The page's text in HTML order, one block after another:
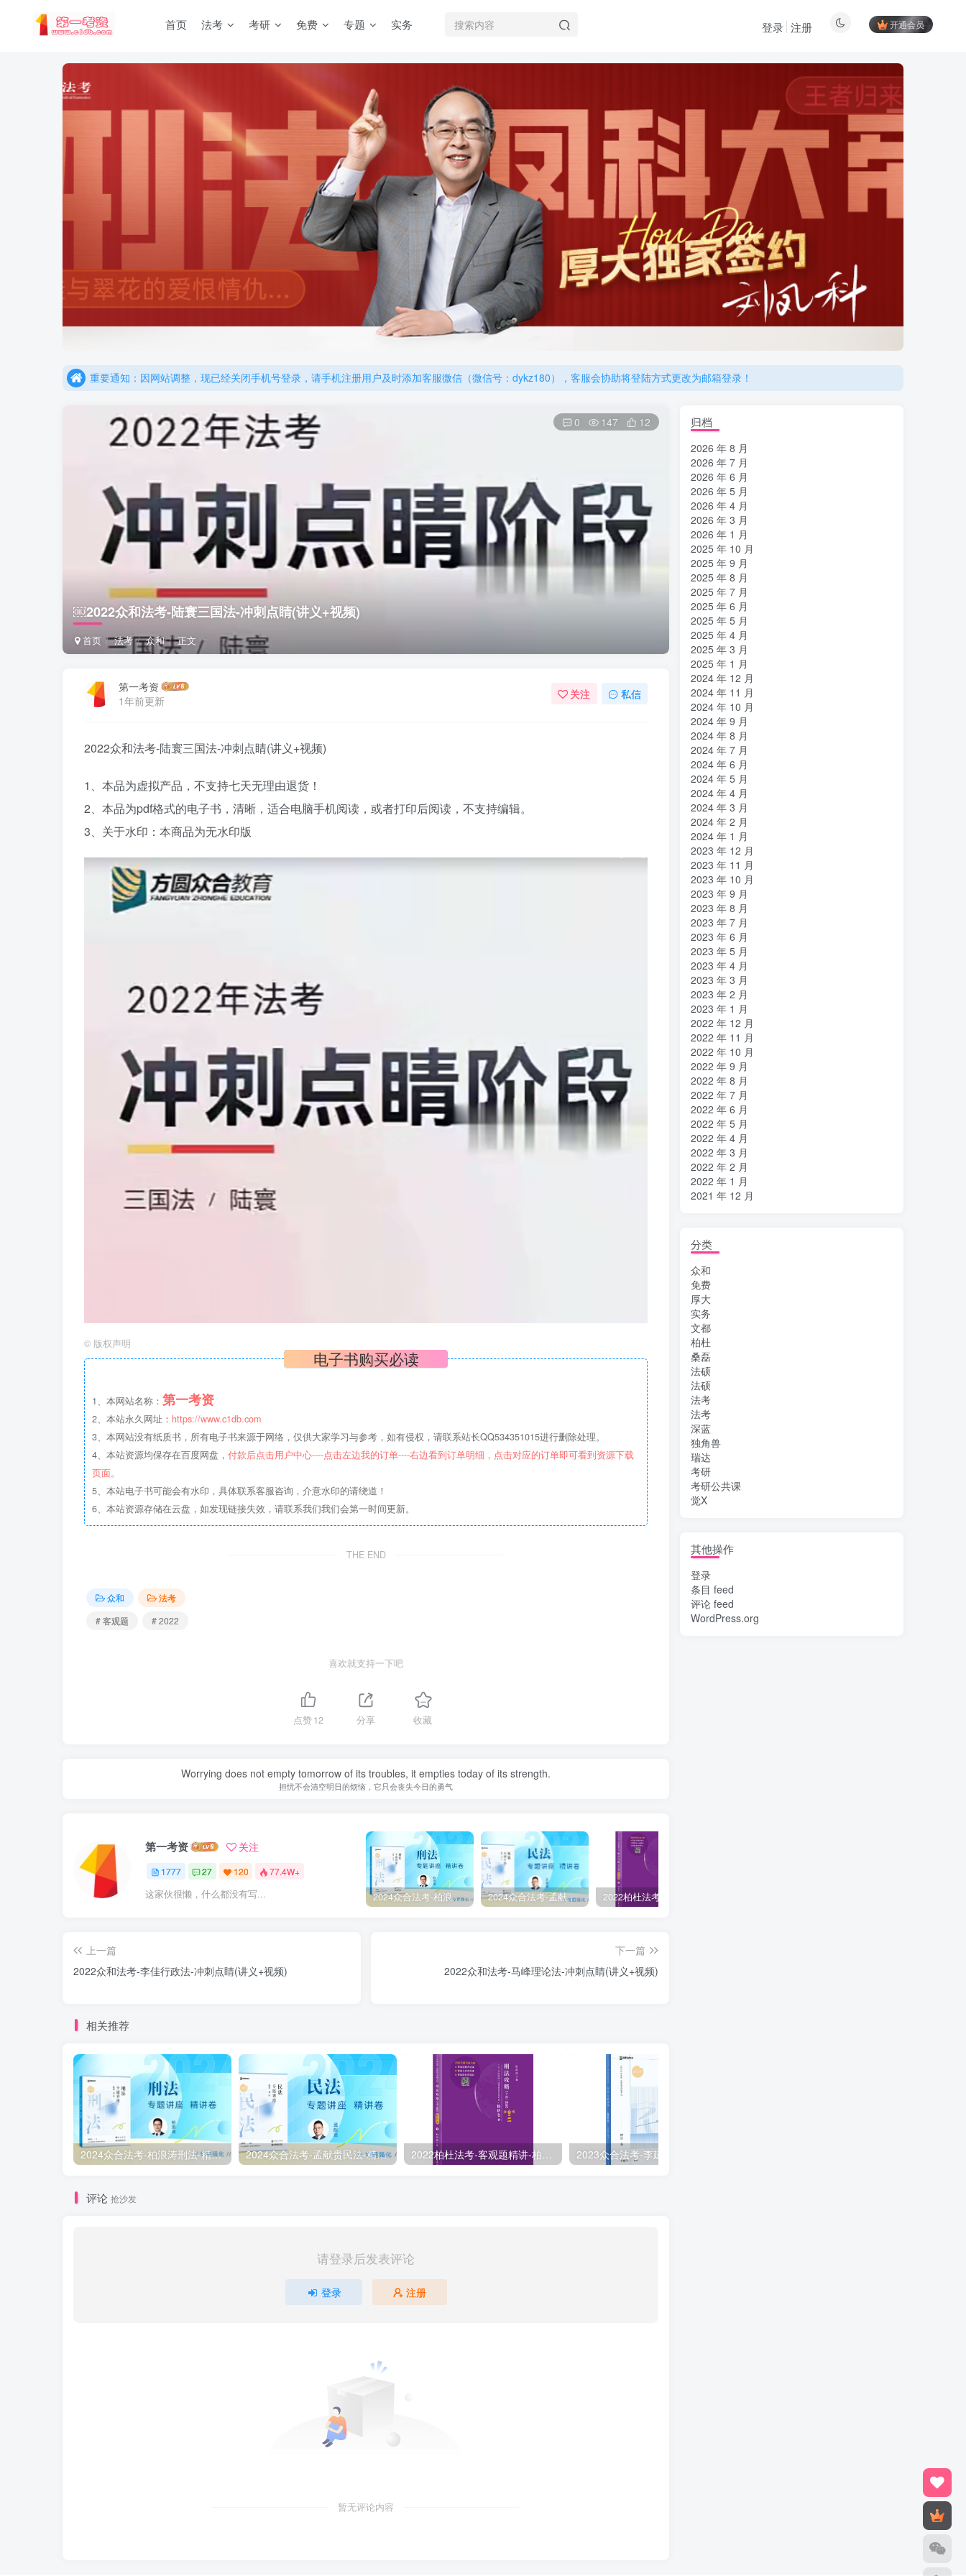
首页 法考 考研 免费 专题 实务 开通会员
登录 注册
重要通知：因网站调整，现已经关闭手机号登录，请手机注册用户及时添加客服微信（微信号：dykz180），客服会协助将登陆方式更改为邮箱登录！
重要通知：因网站调整，现已经关闭手机号登录，请手机注册用户及时添加客服微信（微信号：dykz180），客服会协助将登陆方式更改为邮箱登录！
￼2022众和法考-陆寰三国法-冲刺点睛(讲义+视频)
首页 法考 众和 正文
0 147 12
第一考资
1年前更新
关注 私信
2022众和法考-陆寰三国法-冲刺点睛(讲义+视频)
1、本品为虚拟产品，不支持七天无理由退货！
2、本品为pdf格式的电子书，清晰，适合电脑手机阅读，或者打印后阅读，不支持编辑。
3、关于水印：本商品为无水印版
© 版权声明
电子书购买必读
1、本网站名称： 第一考资
2、本站永久网址： https://www.c1db.com
3、本网站没有纸质书，所有电子书来源于网络，仅供大家学习与参考，如有侵权，请联系站长QQ534351015进行删除处理。
4、本站资源均保存在百度网盘， 付款后点击用户中心----点击左边我的订单----右边看到订单明细，点击对应的订单即可看到资源下载
页面。
5、本站电子书可能会有水印，具体联系客服咨询，介意水印的请绕道！
6、本站资源存储在云盘，如发现链接失效，请联系我们我们会第一时间更新。
THE END
众和
法考
# 客观题
# 2022
喜欢就支持一下吧
点赞12 分享 收藏
Worrying does not empty tomorrow of its troubles, it empties today of its strength.
担忧不会清空明日的烦恼，它只会丧失今日的勇气
第一考资 关注
1777 27 120 77.4W+
这家伙很懒，什么都没有写... 2024众合法考-柏浪涛刑法-精讲卷pdf电子版（附视频1-76全） 2024众合法考-孟献贵民法-精讲卷.pdf
上一篇
￼2022众和法考-李佳行政法-冲刺点睛(讲义+视频)
下一篇
￼2022众和法考-马峰理论法-冲刺点睛(讲义+视频)
相关推荐
2024众合法考-柏浪涛刑法-精讲卷pdf电子版（附视频1-76全） 2024众合法考-孟献贵民法-精讲卷.pdf 2022柏杜法考-客观题精讲-柏浪涛刑法攻略.pdf
评论 抢沙发
请登录后发表评论
登录 注册
暂无评论内容
归档
2026 年 8 月
2026 年 7 月
2026 年 6 月
2026 年 5 月
2026 年 4 月
2026 年 3 月
2026 年 1 月
2025 年 10 月
2025 年 9 月
2025 年 8 月
2025 年 7 月
2025 年 6 月
2025 年 5 月
2025 年 4 月
2025 年 3 月
2025 年 1 月
2024 年 12 月
2024 年 11 月
2024 年 10 月
2024 年 9 月
2024 年 8 月
2024 年 7 月
2024 年 6 月
2024 年 5 月
2024 年 4 月
2024 年 3 月
2024 年 2 月
2024 年 1 月
2023 年 12 月
2023 年 11 月
2023 年 10 月
2023 年 9 月
2023 年 8 月
2023 年 7 月
2023 年 6 月
2023 年 5 月
2023 年 4 月
2023 年 3 月
2023 年 2 月
2023 年 1 月
2022 年 12 月
2022 年 11 月
2022 年 10 月
2022 年 9 月
2022 年 8 月
2022 年 7 月
2022 年 6 月
2022 年 5 月
2022 年 4 月
2022 年 3 月
2022 年 2 月
2022 年 1 月
2021 年 12 月
分类
众和
免费
厚大
实务
文都
柏杜
桑磊
法硕
法硕
法考
法考
深蓝
独角兽
瑞达
考研
考研公共课
觉X
其他操作
登录
条目 feed
评论 feed
WordPress.org